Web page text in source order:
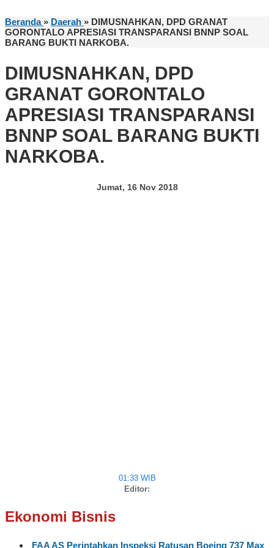
Beranda » Daerah » DIMUSNAHKAN, DPD GRANAT
GORONTALO APRESIASI TRANSPARANSI BNNP SOAL
BARANG BUKTI NARKOBA.
DIMUSNAHKAN, DPD
GRANAT GORONTALO
APRESIASI TRANSPARANSI
BNNP SOAL BARANG BUKTI
NARKOBA.
Jumat, 16 Nov 2018
01:33 WIB
Editor:
Ekonomi Bisnis
FAA AS Perintahkan Inspeksi Ratusan Boeing 737 Max